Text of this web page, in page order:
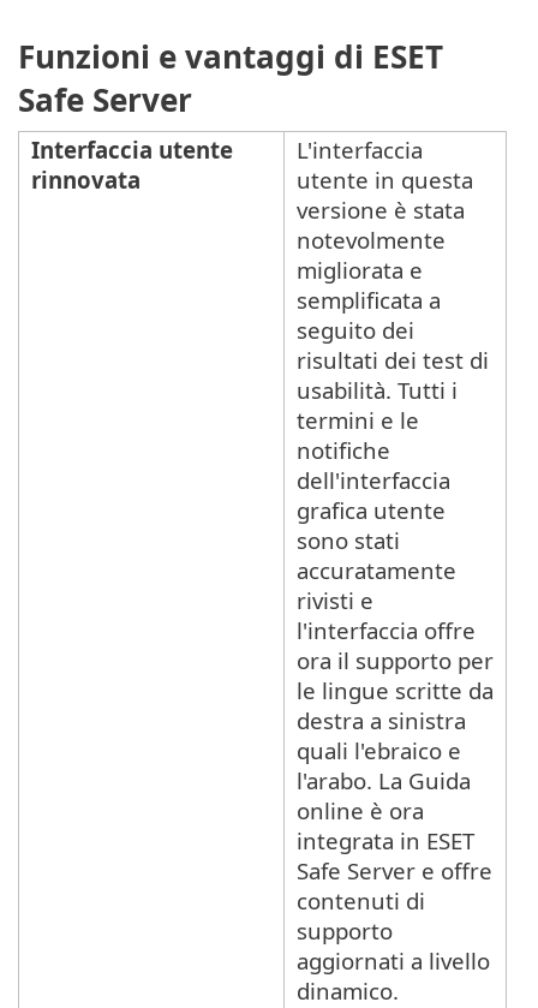
Funzioni e vantaggi di ESET
Safe Server
Interfaccia utente
rinnovata
L'interfaccia
utente in questa
versione è stata
notevolmente
migliorata e
semplificata a
seguito dei
risultati dei test di
usabilità. Tutti i
termini e le
notifiche
dell'interfaccia
grafica utente
sono stati
accuratamente
rivisti e
l'interfaccia offre
ora il supporto per
le lingue scritte da
destra a sinistra
quali l'ebraico e
l'arabo. La Guida
online è ora
integrata in ESET
Safe Server e offre
contenuti di
supporto
aggiornati a livello
dinamico.